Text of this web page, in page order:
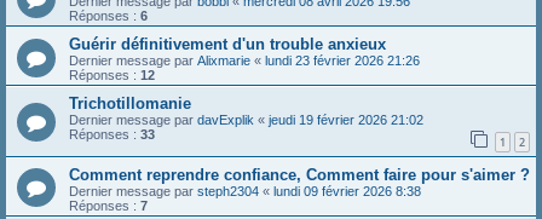
Réponses : 6
Guérir définitivement d'un trouble anxieux
Dernier message par Alixmarie « lundi 23 février 2026 21:26
Réponses : 12
Trichotillomanie
Dernier message par davExplik « jeudi 19 février 2026 21:02
Réponses : 33 1 2
Comment reprendre confiance, Comment faire pour s'aimer ?
Dernier message par steph2304 « lundi 09 février 2026 8:38
Réponses : 7